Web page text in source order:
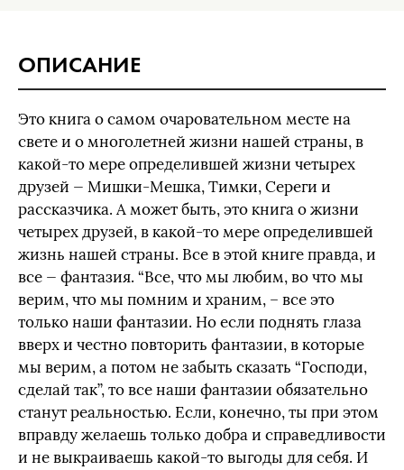
ОПИСАНИЕ
Это книга о самом очаровательном месте на
свете и о многолетней жизни нашей страны, в
какой-то мере определившей жизни четырех
друзей — Мишки-Мешка, Тимки, Сереги и
рассказчика. А может быть, это книга о жизни
четырех друзей, в какой-то мере определившей
жизнь нашей страны. Все в этой книге правда, и
все — фантазия. “Все, что мы любим, во что мы
верим, что мы помним и храним, – все это
только наши фантазии. Но если поднять глаза
вверх и честно повторить фантазии, в которые
мы верим, а потом не забыть сказать “Господи,
сделай так”, то все наши фантазии обязательно
станут реальностью. Если, конечно, ты при этом
вправду желаешь только добра и справедливости
и не выкраиваешь какой-то выгоды для себя. И